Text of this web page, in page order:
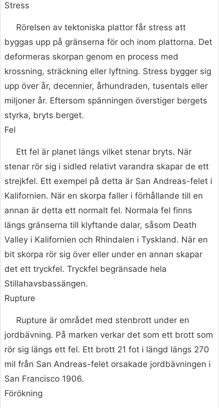
Stress
Rörelsen av tektoniska plattor får stress att
byggas upp på gränserna för och inom plattorna. Det
deformeras skorpan genom en process med
krossning, sträckning eller lyftning. Stress bygger sig
upp över år, decennier, århundraden, tusentals eller
miljoner år. Eftersom spänningen överstiger bergets
styrka, bryts berget.
Fel
Ett fel är planet längs vilket stenar bryts. När
stenar rör sig i sidled relativt varandra skapar de ett
strejkfel. Ett exempel på detta är San Andreas-felet i
Kalifornien. När en skorpa faller i förhållande till en
annan är detta ett normalt fel. Normala fel finns
längs gränserna till klyftande dalar, såsom Death
Valley i Kalifornien och Rhindalen i Tyskland. När en
bit skorpa rör sig över eller under en annan skapar
det ett tryckfel. Tryckfel begränsade hela
Stillahavsbassängen.
Rupture
Rupture är området med stenbrott under en
jordbävning. På marken verkar det som ett brott som
rör sig längs ett fel. Ett brott 21 fot i längd längs 270
mil från San Andreas-felet orsakade jordbävningen i
San Francisco 1906.
Förökning